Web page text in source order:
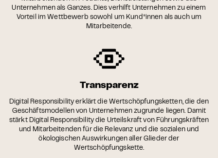
Unternehmen als Ganzes. Dies verhilft Unternehmen zu einem
Vorteil im Wettbewerb sowohl um Kund*innen als auch um
Mitarbeitende.
Transparenz
Digital Responsibility erklärt die Wertschöpfungsketten, die den
Geschäftsmodellen von Unternehmen zugrunde liegen. Damit
stärkt Digital Responsibility die Urteilskraft von Führungskräften
und Mitarbeitenden für die Relevanz und die sozialen und
ökologischen Auswirkungen aller Glieder der
Wertschöpfungskette.